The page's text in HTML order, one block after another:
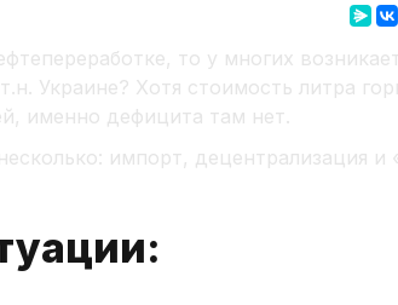
то у многих
Украине? Хотя стоимость литра
именно дефицита там нет.
импорт, децентрализация и